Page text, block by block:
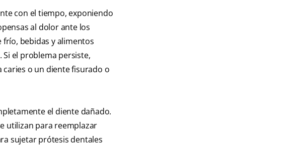
con el tiempo, exponiendo
al dolor ante los
frío, bebidas y alimentos
el problema persiste,
o un diente fisurado o
el diente dañado.
utilizan para reemplazar
sujetar prótesis dentales